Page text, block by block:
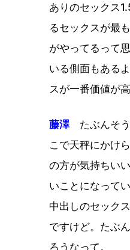
ありのセックス
るセックスが最
がやってるって
いる側面もある
スが一番価値が
藤澤たぶんそう
こで天秤にかけ
の方が気持ちい
いことになって
中出しのセック
ですけど。たぶ
ろうなって。